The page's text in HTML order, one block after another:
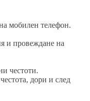
мобилен телефон.
и провеждане на
честоти.
дори и след